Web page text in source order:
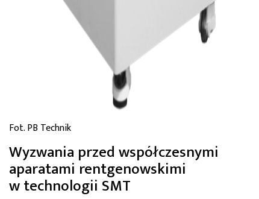
Fot. PB Technik
Wyzwania przed współczesnymi
aparatami rentgenowskimi
w technologii SMT